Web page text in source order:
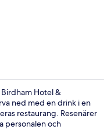
Hotel &
ned med en drink i en
restaurang. Resenärer
personalen och